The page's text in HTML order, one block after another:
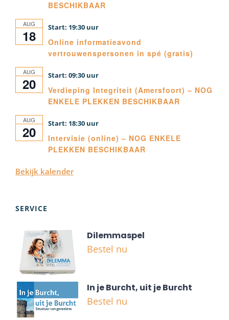
BESCHIKBAAR
AUG
18 19:30
Online informatieavond
vertrouwenspersonen in spé (gratis)
AUG
20 09:30
Verdieping Integriteit (Amersfoort) – NOG
ENKELE PLEKKEN BESCHIKBAAR
AUG
20 18:30
Intervisie (online) – NOG ENKELE
PLEKKEN BESCHIKBAAR
Bekijk kalender
SERVICE
Dilemmaspel
Bestel nu
In je Burcht, uit je Burcht
Bestel nu